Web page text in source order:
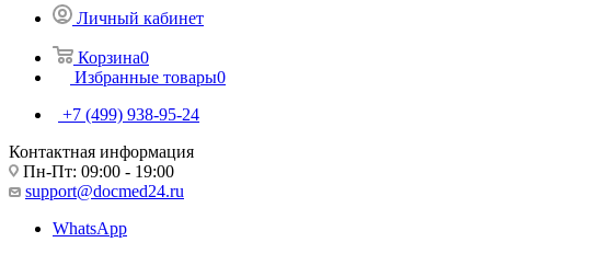
Личный кабинет
Корзина0
Избранные товары0
+7 (499) 938-95-24
Контактная информация
Пн-Пт: 09:00 - 19:00
support@docmed24.ru
WhatsApp